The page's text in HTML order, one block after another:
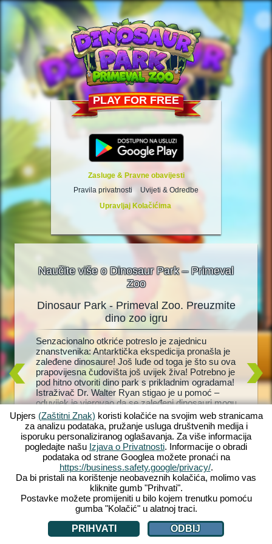
PLAY FOR FREE
Zasluge & Pravne obavijesti
Pravila privatnosti
Uvijeti & Odredbe
Upravljaj Kolačićima
Naučite više o Dinosaur Park – Primeval
Zoo
Brzo,
za
se
Što
Dinosaur Park - Primeval Zoo. Preuzmite
dino zoo igru
Senzacionalno otkriće potreslo je zajednicu
znanstvenika: Antarktička ekspedicija pronašla je
zaleđene dinosaure! Još luđe od toga je što su ova
prapovijesna čudovišta još uvijek živa! Potrebno je
pod hitno otvoriti dino park s prikladnim ogradama!
Istraživač Dr. Walter Ryan stigao je u pomoć –
oduvijek je vjerovao da se zaleđeni dinosauri mogu
vratiti u život. Ali hoće li ikada saznati što se
dogodilo s njegovom ženom koja je davno
nestala? Uskočite u divlju, pretpovijesnu avanturu
s Dinosaur Park – Primeval Zoo!
vlastiti
pomoć
učiniti
Upjers (Zaštitni Znak) koristi kolačiće na svojim web stranicama
za analizu podataka, pružanje usluga društvenih medija i
isporuku personaliziranog oglašavanja. Za više informacija
pogledajte našu Izjava o Privatnosti. Informacije o obradi
podataka od strane Googlea možete pronaći na
https://business.safety.google/privacy/.
Da bi pristali na korištenje neobaveznih kolačića, molimo vas
kliknite gumb "Prihvati".
Postavke možete promijeniti u bilo kojem trenutku pomoću
gumba "Kolačić" u alatnoj traci.
PRIHVATI
ODBIJ